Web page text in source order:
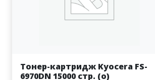
Тонер-картридж Kyocera FS-
6970DN 15000 стр. (o)